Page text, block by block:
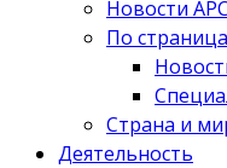
Новости
По
Страна и
Деятельность